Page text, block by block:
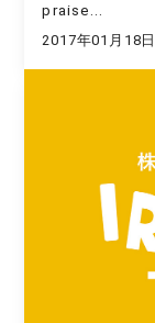
praise...
2017年01月18日